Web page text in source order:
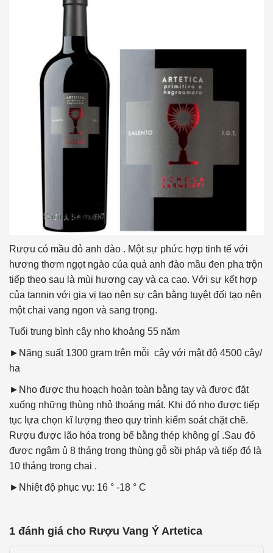
Rượu có mầu đỏ anh đào . Một sự phức hợp tinh tế với
hương thơm ngọt ngào của quả anh đào mầu đen pha trộn
tiếp theo sau là mùi hương cay và ca cao. Với sự kết hợp
của tannin với gia vị tạo nên sự cân bằng tuyệt đối tạo nên
một chai vang ngon và sang trọng.
Tuổi trung bình cây nho khoảng 55 năm
►Năng suất 1300 gram trên mỗi cây với mật độ 4500 cây/
ha
►Nho được thu hoạch hoàn toàn bằng tay và được đặt
xuống những thùng nhỏ thoáng mát. Khi đó nho được tiếp
tục lựa chọn kĩ lượng theo quy trình kiểm soát chặt chẽ.
Rượu được lão hóa trong bể bằng thép không gỉ .Sau đó
được ngâm ủ 8 tháng trong thùng gỗ sồi pháp và tiếp đó là
10 tháng trong chai .
►Nhiệt độ phục vụ: 16 ° -18 ° C
1 đánh giá cho Rượu Vang Ý Artetica